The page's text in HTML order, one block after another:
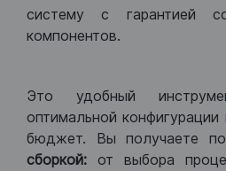
систему с гарантией
компонентов.
Это удобный
оптимальной
бюджет. Вы получаете
сборкой: от выбора